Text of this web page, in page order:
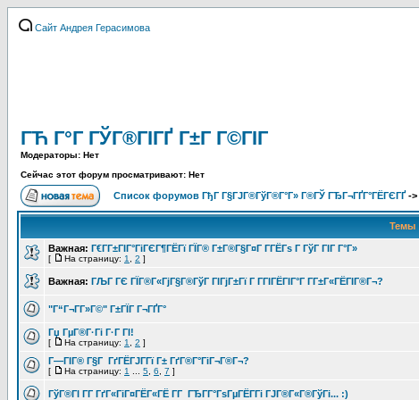
Сайт Андрея Герасимова
ГЋ Г°Г ГЎГ®ГІГҐ Г±Г Г©ГІГ
Модераторы: Нет
Сейчас этот форум просматривают: Нет
Список форумов ГђГ Г§ГЈГ®ГўГ®Г°Г» Г®ГЎ ГЂГ¬ГҐГ°ГЁГЄГҐ->
Темы
Важная: Г€Г­Г±ГІГ°ГіГЄГ¶ГЁГї ГЇГ® Г±Г®Г§Г¤Г Г­ГЁГѕ Г ГўГ ГІГ Г°Г»
[ На страницу: 1 2 ]
Важная: ГЉГ ГЄ ГЇГ®Г«ГјГ§Г®ГўГ ГІГјГ±Гї Г Г­ГІГЁГІГ°Г Г­Г±Г«ГЁГІГ®Г¬?
"Г“Г¬Г­Г»Г©" Г±ГЇГ Г¬ГҐГ°
Гџ ГµГ®Г·Гі Г·Г ГІ!
[ На страницу: 1 2 ]
Г—ГІГ® Г§Г ГґГЁГЈГ­Гї Г± ГґГ®Г°ГіГ¬Г®Г¬?
[ На страницу: 1 5 6 7 ]
ГўГ®ГІ Г­Г ГґГ«ГіГ¤ГЁГ«ГЁ Г­Г ГЂГ­Г°ГѕГµГЁГ­Гі ГЈГ®Г«Г®ГўГі... :)